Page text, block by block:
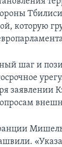
Тбилиси
которую
шаг и
заявлении